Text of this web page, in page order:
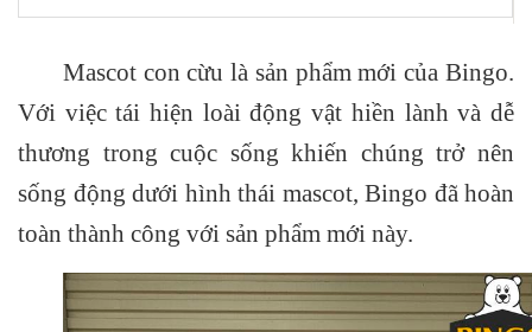
Mascot con cừu là sản phẩm mới của Bingo.
Với việc tái hiện loài động vật hiền lành và dễ
thương trong cuộc sống khiến chúng trở nên
sống động dưới hình thái mascot, Bingo đã hoàn
toàn thành công với sản phẩm mới này.